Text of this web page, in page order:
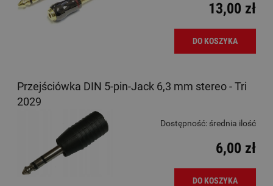
13,00 zł
DO KOSZYKA
Przejściówka DIN 5-pin-Jack 6,3 mm stereo - Tri
2029
Dostępność: średnia ilość
6,00 zł
DO KOSZYKA